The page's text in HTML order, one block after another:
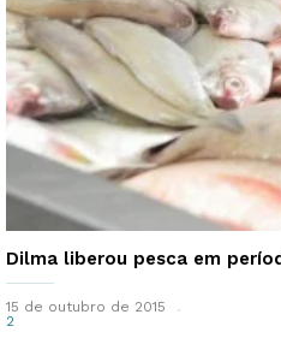
Dilma liberou pesca em
15 de outubro de 2015
2